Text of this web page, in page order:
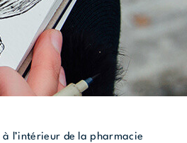
l’intérieur de la pharmacie